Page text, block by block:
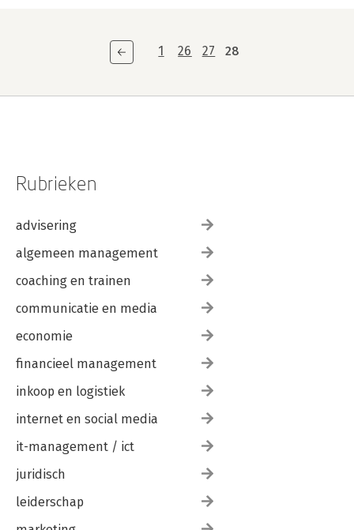
1 26 27 28
Rubrieken
advisering
algemeen management
coaching en trainen
communicatie en media
economie
financieel management
inkoop en logistiek
internet en social media
it-management / ict
juridisch
leiderschap